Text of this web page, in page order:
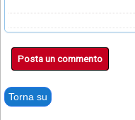
Posta un commento
Torna su